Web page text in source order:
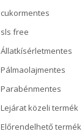
cukormentes
sls free
Állatkísérletmentes
Pálmaolajmentes
Parabénmentes
Lejárat közeli termék
Előrendelhető termék